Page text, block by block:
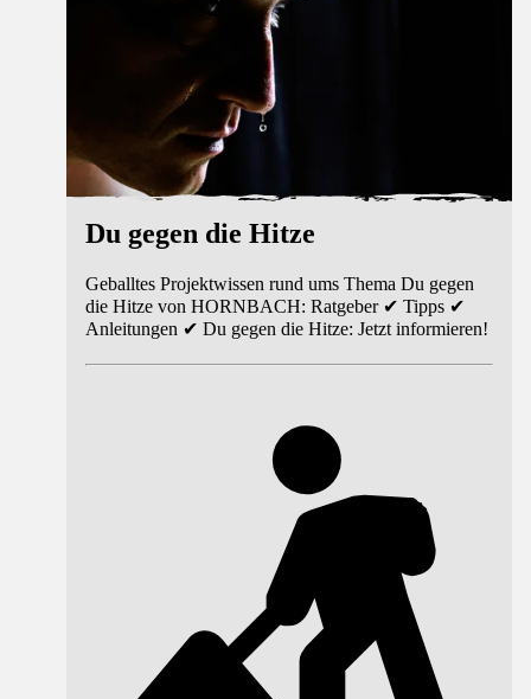
Du gegen die Hitze
Geballtes Projektwissen rund ums Thema Du gegen
die Hitze von HORNBACH: Ratgeber ✔ Tipps ✔
Anleitungen ✔ Du gegen die Hitze: Jetzt informieren!